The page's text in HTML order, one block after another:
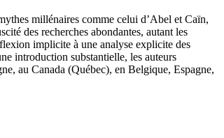
millénaires comme celui d’Abel et Caïn,
des recherches abondantes, autant les
implicite à une analyse explicite des
introduction substantielle, les auteurs
au Canada (Québec), en Belgique, Espagne,